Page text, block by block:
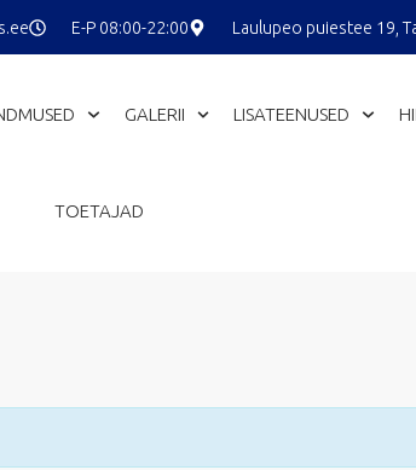
E-P 08:00-22:00 Laulupeo puiestee 19,
GALERII LISATEENUSED
TOETAJAD